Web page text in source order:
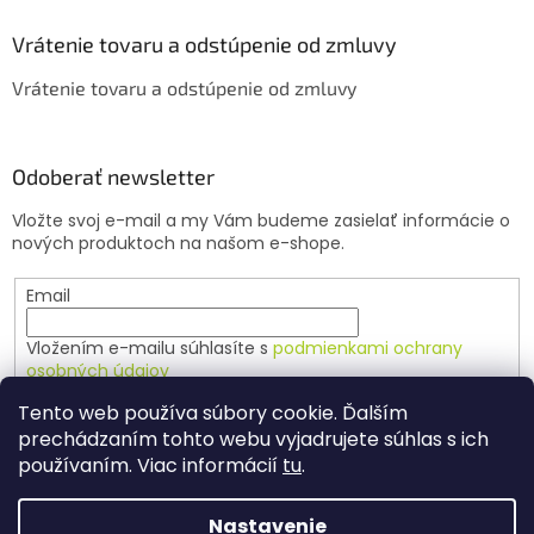
Tento web používa súbory cookie. Ďalším
prechádzaním tohto webu vyjadrujete súhlas s ich
používaním. Viac informácií tu.
Nastavenie
s
Vrátenie tovaru a odstúpenie od zmluvy
Vrátenie tovaru a odstúpenie od zmluvy
Odoberať newsletter
Vložte svoj e-mail a my Vám budeme zasielať informácie o
nových produktoch na našom e-shope.
Email
Vložením e-mailu súhlasíte s podmienkami ochrany
osobných údajov
PRIHLÁSIŤ SA